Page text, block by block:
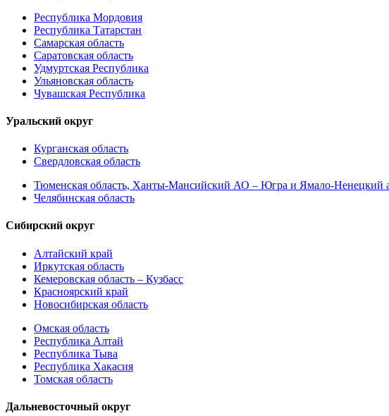
Республика Мордовия
Республика Татарстан
Самарская область
Саратовская область
Удмуртская Республика
Ульяновская область
Чувашская Республика
Уральский округ
Курганская область
Свердловская область
Тюменская область, Ханты-Мансийский АО – Югра и Ямало-Ненецкий
Челябинская область
Сибирский округ
Алтайский край
Иркутская область
Кемеровская область – Кузбасс
Красноярский край
Новосибирская область
Омская область
Республика Алтай
Республика Тыва
Республика Хакасия
Томская область
Дальневосточный округ